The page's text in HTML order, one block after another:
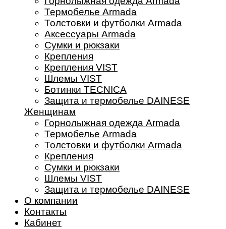
Термобелье Armada
Толстовки и футболки Armada
Аксессуары Armada
Сумки и рюкзаки
Крепления
Крепления VIST
Шлемы VIST
Ботинки TECNICA
Защита и термобелье DAINESE
Женщинам
Горнолыжная одежда Armada
Термобелье Armada
Толстовки и футболки Armada
Крепления
Сумки и рюкзаки
Шлемы VIST
Защита и термобелье DAINESE
О компании
Контакты
Кабинет